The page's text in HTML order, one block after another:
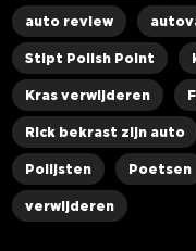
auto review
Stipt Polish Point
Kras verwijderen
Rick bekrast zijn auto
Polijsten Poetsen
verwijderen